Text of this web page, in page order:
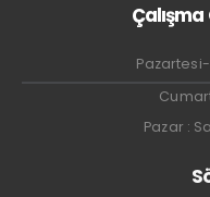
Pazar :